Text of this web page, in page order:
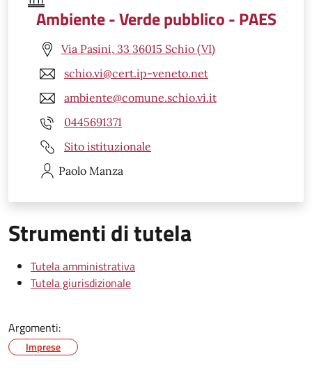
Ambiente - Verde pubblico - PAES
Via Pasini, 33 36015 Schio (VI)
schio.vi@cert.ip-veneto.net
ambiente@comune.schio.vi.it
0445691371
Sito istituzionale
Paolo Manza
Strumenti di tutela
Tutela amministrativa
Tutela giurisdizionale
Argomenti:
Imprese